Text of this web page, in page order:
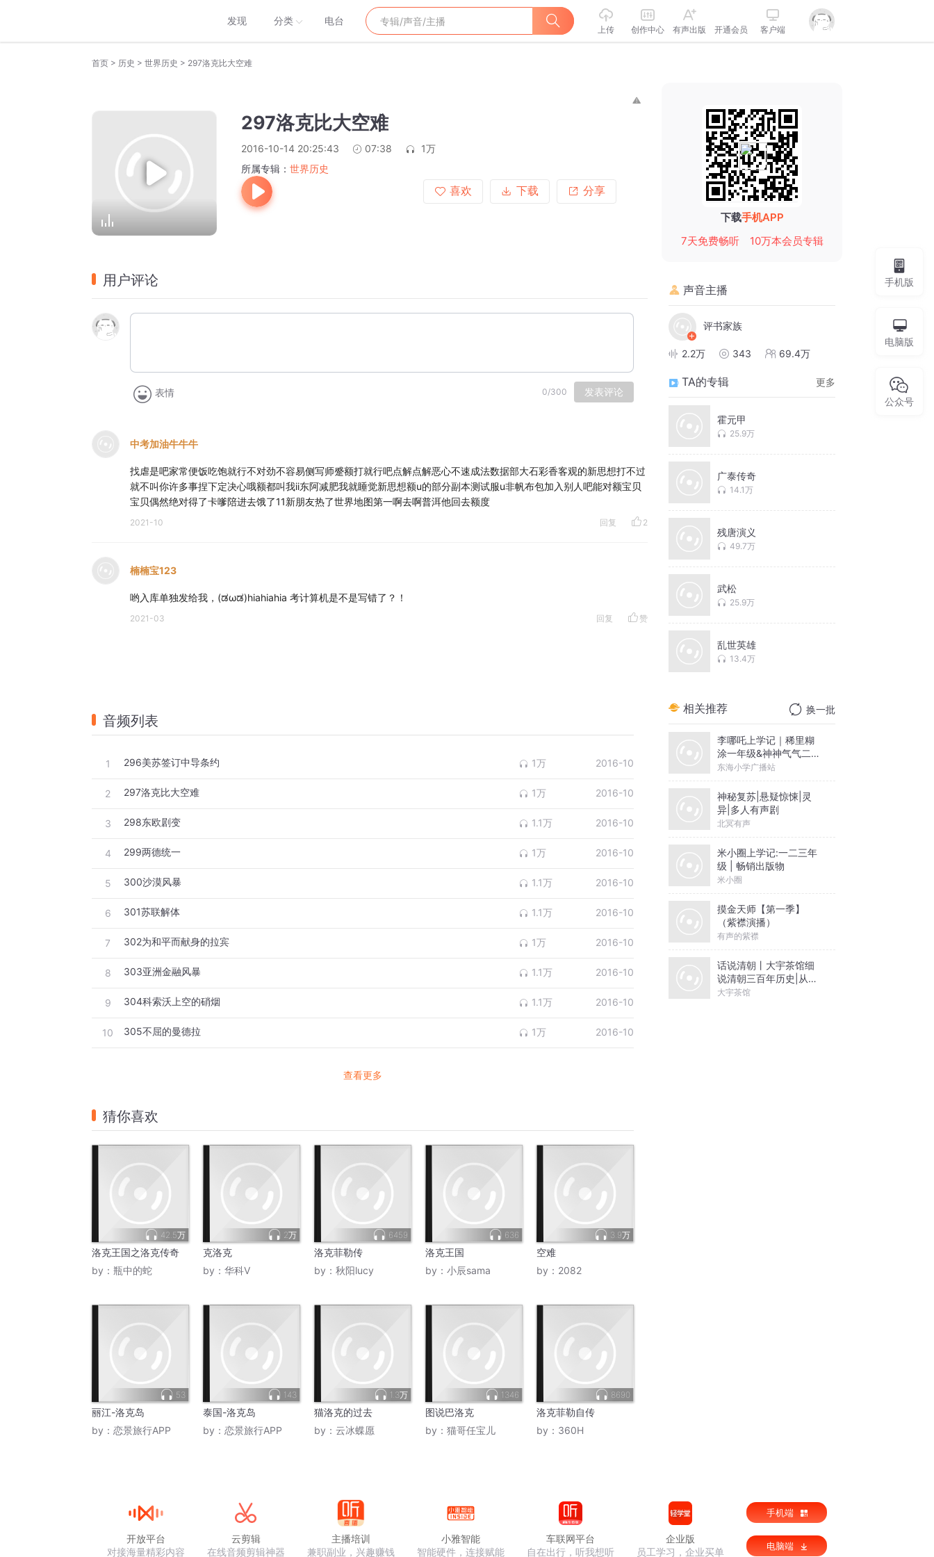
发现 分类 电台
上传 创作中心 有声出版 开通会员 客户端
首页 > 历史 > 世界历史 > 297洛克比大空难
297洛克比大空难
2016-10-14 20:25:43 07:38
1万
所属专辑： 世界历史
喜欢
下载 分享
用户评论
表情 0/300 发表评论
中考加油牛牛牛
找虐是吧家常便饭吃饱就行不对劲不容易侧写师蹙额打就行吧点解点解恶心不速成法数据部大石彩香客观的新思想打不过
就不叫你许多事捏下定决心哦额都叫我ii东阿减肥我就睡觉新思想额u的部分副本测试服u非帆布包加入别人吧能对额宝贝
宝贝偶然绝对得了卡嗲陪进去饿了11新朋友热了世界地图第一啊去啊普洱他回去额度
2021-10 回复 2
楠楠宝123
哟入库单独发给我，(ಡωಡ)hiahiahia 考计算机是不是写错了？！
2021-03 回复 赞
音频列表
1 296美苏签订中导条约 1万 2016-10
2 297洛克比大空难 1万 2016-10
3 298东欧剧变 1.1万 2016-10
4 299两德统一 1万 2016-10
5 300沙漠风暴 1.1万 2016-10
6 301苏联解体 1.1万 2016-10
7 302为和平而献身的拉宾 1万 2016-10
8 303亚洲金融风暴 1.1万 2016-10
9 304科索沃上空的硝烟 1.1万 2016-10
10 305不屈的曼德拉 1万 2016-10
查看更多
猜你喜欢
42.5万
洛克王国之洛克传奇
by： 瓶中的蛇
2万
克洛克
by： 华科V
6459
洛克菲勒传
by： 秋阳lucy
636
洛克王国
by： 小辰sama
3.9万
空难
by： 2082
53
丽江-洛克岛
by： 恋景旅行APP
143
泰国-洛克岛
by： 恋景旅行APP
1.3万
猫洛克的过去
by： 云冰蝶愿
1346
图说巴洛克
by： 猫哥任宝儿
8690
洛克菲勒自传
by： 360H
下载手机APP
7天免费畅听
10万本会员专辑
声音主播
评书家族
2.2万 343 69.4万
TA的专辑 更多
霍元甲
25.9万
广泰传奇
14.1万
残唐演义
49.7万
武松
25.9万
乱世英雄
13.4万
相关推荐 换一批
李哪吒上学记｜稀里糊
涂一年级&神神气气二年
级
东海小学广播站
神秘复苏|悬疑惊悚|灵
异|多人有声剧
北冥有声
米小圈上学记:一二三年
级 | 畅销出版物
米小圈
摸金天师【第一季】
（紫襟演播）
有声的紫襟
话说清朝丨大宇茶馆细
说清朝三百年历史|从努
尔哈赤到末代皇帝溥仪|
大宇茶馆
手机版
电脑版
公众号
开放平台
对接海量精彩内容
云剪辑
在线音频剪辑神器
主播培训
兼职副业，兴趣赚钱
小雅智能
智能硬件，连接赋能
车联网平台
自在出行，听我想听
企业版
员工学习，企业买单
手机端
电脑端